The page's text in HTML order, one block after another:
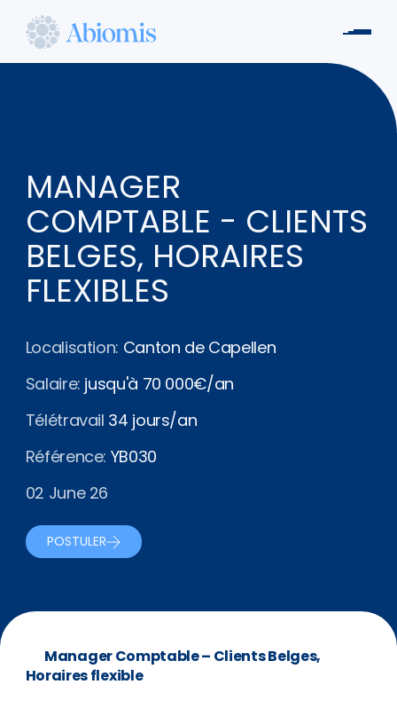
contenu
Abiomis
MANAGER
COMPTABLE - CLIENTS
BELGES, HORAIRES
FLEXIBLES
Localisation: Canton de Capellen
Salaire: jusqu'à 70 000€/an
Télétravail 34 jours/an
Référence: YB030
02 June 26
POSTULER
Manager Comptable – Clients Belges,
Horaires flexible